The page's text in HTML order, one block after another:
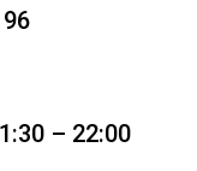
– 22:00